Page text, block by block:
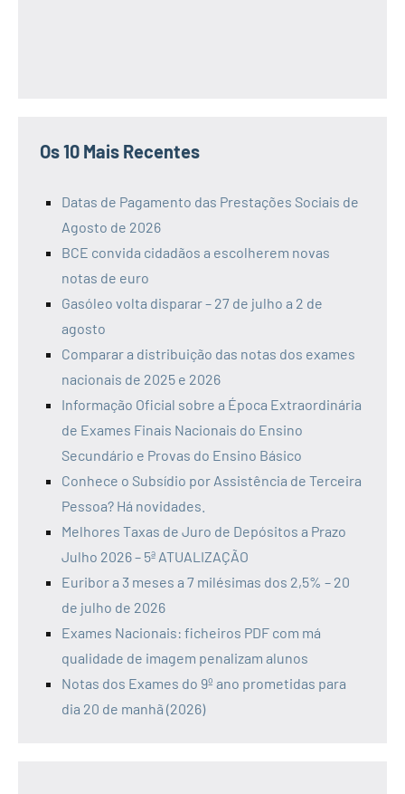
Os 10 Mais Recentes
Datas de Pagamento das Prestações Sociais de
Agosto de 2026
BCE convida cidadãos a escolherem novas
notas de euro
Gasóleo volta disparar – 27 de julho a 2 de
agosto
Comparar a distribuição das notas dos exames
nacionais de 2025 e 2026
Informação Oficial sobre a Época Extraordinária
de Exames Finais Nacionais do Ensino
Secundário e Provas do Ensino Básico
Conhece o Subsídio por Assistência de Terceira
Pessoa? Há novidades.
Melhores Taxas de Juro de Depósitos a Prazo
Julho 2026 – 5ª ATUALIZAÇÃO
Euribor a 3 meses a 7 milésimas dos 2,5% – 20
de julho de 2026
Exames Nacionais: ficheiros PDF com má
qualidade de imagem penalizam alunos
Notas dos Exames do 9º ano prometidas para
dia 20 de manhã (2026)